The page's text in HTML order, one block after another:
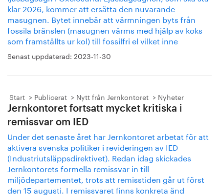
klar 2026, kommer att ersätta den nuvarande
masugnen. Bytet innebär att värmningen byts från
fossila bränslen (masugnen värms med hjälp av koks
som framställts ur kol) till fossilfri el vilket inne
Senast uppdaterad: 2023-11-30
Start Publicerat Nytt från Jernkontoret Nyheter
Jernkontoret fortsatt mycket kritiska i
remissvar om IED
Under det senaste året har Jernkontoret arbetat för att
aktivera svenska politiker i revideringen av IED
(Industriutsläppsdirektivet). Redan idag skickades
Jernkontorets formella remissvar in till
miljödepartementet, trots att remisstiden går ut först
den 15 augusti. I remissvaret finns konkreta änd